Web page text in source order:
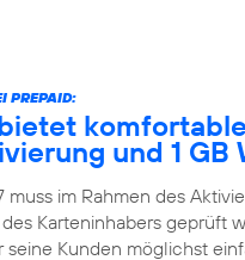
PREPAID:
bietet
und 1
muss im Rahmen des
Karteninhabers geprüft
seine Kunden möglichst